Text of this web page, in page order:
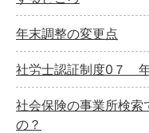
年末調整の変更点
社労士認証制度0７
社会保険の事業所検索
の？